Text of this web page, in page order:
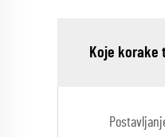
Koje